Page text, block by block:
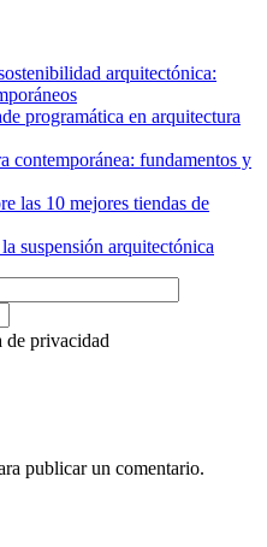
arquitectónica:
programática en arquitectura
contemporánea: fundamentos y
las 10 mejores tiendas de
suspensión arquitectónica
de privacidad
publicar un comentario.